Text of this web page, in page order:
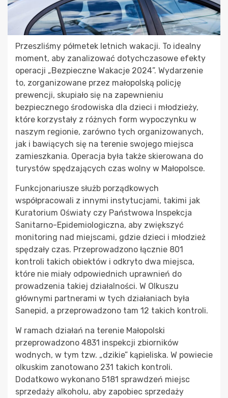
Przeszliśmy półmetek letnich wakacji. To idealny
moment, aby zanalizować dotychczasowe efekty
operacji „Bezpieczne Wakacje 2024”. Wydarzenie
to, zorganizowane przez małopolską policję
prewencji, skupiało się na zapewnieniu
bezpiecznego środowiska dla dzieci i młodzieży,
które korzystały z różnych form wypoczynku w
naszym regionie, zarówno tych organizowanych,
jak i bawiących się na terenie swojego miejsca
zamieszkania. Operacja była także skierowana do
turystów spędzających czas wolny w Małopolsce.
Funkcjonariusze służb porządkowych
współpracowali z innymi instytucjami, takimi jak
Kuratorium Oświaty czy Państwowa Inspekcja
Sanitarno-Epidemiologiczna, aby zwiększyć
monitoring nad miejscami, gdzie dzieci i młodzież
spędzały czas. Przeprowadzono łącznie 801
kontroli takich obiektów i odkryto dwa miejsca,
które nie miały odpowiednich uprawnień do
prowadzenia takiej działalności. W Olkuszu
głównymi partnerami w tych działaniach była
Sanepid, a przeprowadzono tam 12 takich kontroli.
W ramach działań na terenie Małopolski
przeprowadzono 4831 inspekcji zbiorników
wodnych, w tym tzw. „dzikie” kąpieliska. W powiecie
olkuskim zanotowano 231 takich kontroli.
Dodatkowo wykonano 5181 sprawdzeń miejsc
sprzedaży alkoholu, aby zapobiec sprzedaży